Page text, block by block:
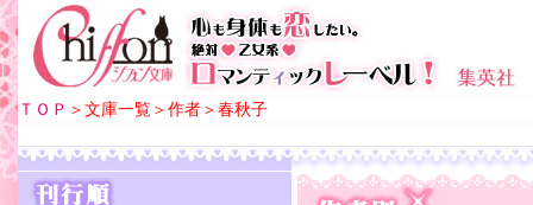
ＴＯＰ ＞文庫一覧＞作者＞春秋子